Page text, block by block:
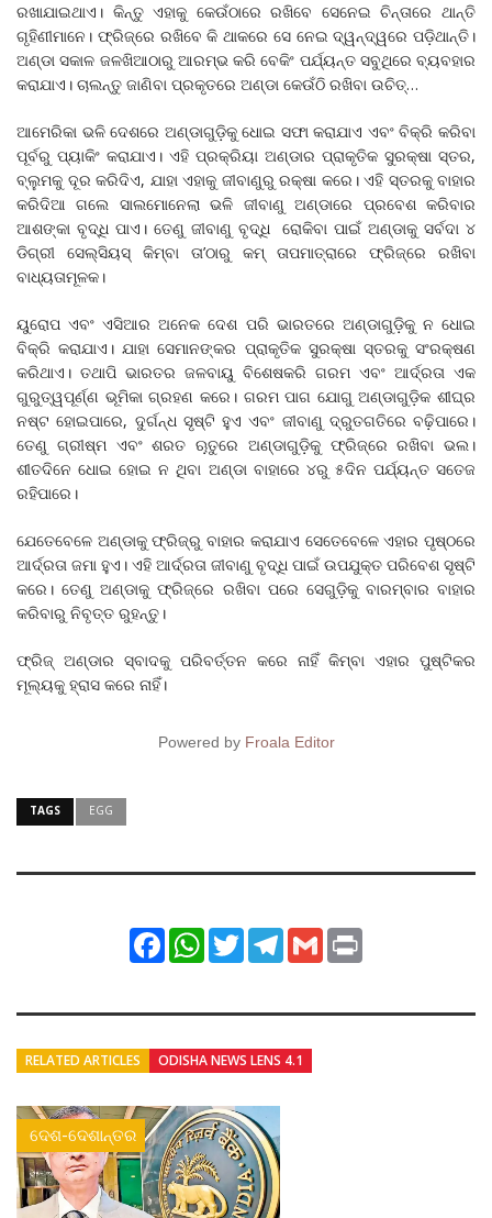
ରଖାଯାଇଥାଏ। କିନ୍ତୁ ଏହାକୁ କେଉଁଠାରେ ରଖିବେ ସେନେଇ ଚିନ୍ତାରେ ଥାନ୍ତି
ଗୃହିଣୀମାନେ। ଫ୍ରିଜ୍‌ରେ ରଖିବେ କି ଥାକରେ ସେ ନେଇ ଦ୍ୱନ୍ଦ୍ୱରେ ପଡ଼ିଥାନ୍ତି।
ଅଣ୍ଡା ସକାଳ ଜଳଖିଆଠାରୁ ଆରମ୍ଭ କରି ବେକିଂ ପର୍ଯ୍ୟନ୍ତ ସବୁଥିରେ ବ୍ୟବହାର
କରାଯାଏ। ଚାଲନ୍ତୁ ଜାଣିବା ପ୍ରକୃତରେ ଅଣ୍ଡା କେଉଁଠି ରଖିବା ଉଚିତ୍‌…
ଆମେରିକା ଭଳି ଦେଶରେ ଅଣ୍ଡାଗୁଡ଼ିକୁ ଧୋଇ ସଫା କରାଯାଏ ଏବଂ ବିକ୍ରି କରିବା
ପୂର୍ବରୁ ପ୍ୟାକିଂ କରାଯାଏ। ଏହି ପ୍ରକ୍ରିୟା ଅଣ୍ଡାର ପ୍ରାକୃତିକ ସୁରକ୍ଷା ସ୍ତର,
ବ୍ଲୁମକୁ ଦୂର କରିଦିଏ, ଯାହା ଏହାକୁ ଜୀବାଣୁରୁ ରକ୍ଷା କରେ। ଏହି ସ୍ତରକୁ ବାହାର
କରିଦିଆ ଗଲେ ସାଲମୋନେଲା ଭଳି ଜୀବାଣୁ ଅଣ୍ଡାରେ ପ୍ରବେଶ କରିବାର
ଆଶଙ୍କା ବୃଦ୍ଧି ପାଏ। ତେଣୁ ଜୀବାଣୁ ବୃଦ୍ଧି ରୋକିବା ପାଇଁ ଅଣ୍ଡାକୁ ସର୍ବଦା ୪
ଡିଗ୍ରୀ ସେଲ୍‌ସିୟସ୍‌ କିମ୍ବା ତା’ଠାରୁ କମ୍‌ ତାପମାତ୍ରାରେ ଫ୍ରିଜ୍‌ରେ ରଖିବା
ବାଧ୍ୟତାମୂଳକ।
ୟୁରୋପ ଏବଂ ଏସିଆର ଅନେକ ଦେଶ ପରି ଭାରତରେ ଅଣ୍ଡାଗୁଡ଼ିକୁ ନ ଧୋଇ
ବିକ୍ରି କରାଯାଏ। ଯାହା ସେମାନଙ୍କର ପ୍ରାକୃତିକ ସୁରକ୍ଷା ସ୍ତରକୁ ସଂରକ୍ଷଣ
କରିଥାଏ। ତଥାପି ଭାରତର ଜଳବାୟୁ ବିଶେଷକରି ଗରମ ଏବଂ ଆର୍ଦ୍ରତା ଏକ
ଗୁରୁତ୍ୱପୂର୍ଣ୍ଣ ଭୂମିକା ଗ୍ରହଣ କରେ। ଗରମ ପାଗ ଯୋଗୁ ଅଣ୍ଡାଗୁଡ଼ିକ ଶୀଘ୍ର
ନଷ୍ଟ ହୋଇପାରେ, ଦୁର୍ଗନ୍ଧ ସୃଷ୍ଟି ହୁଏ ଏବଂ ଜୀବାଣୁ ଦ୍ରୁତଗତିରେ ବଢ଼ିପାରେ।
ତେଣୁ ଗ୍ରୀଷ୍ମ ଏବଂ ଶରତ ଋ଼ତୁରେ ଅଣ୍ଡାଗୁଡ଼ିକୁ ଫ୍ରିଜ୍‌ରେ ରଖିବା ଭଲ।
ଶୀତଦିନେ ଧୋଇ ହୋଇ ନ ଥିବା ଅଣ୍ଡା ବାହାରେ ୪ରୁ ୫ଦିନ ପର୍ଯ୍ୟନ୍ତ ସତେଜ
ରହିପାରେ।
ଯେତେବେଳେ ଅଣ୍ଡାକୁ ଫ୍ରିଜ୍‌ରୁ ବାହାର କରାଯାଏ ସେତେବେଳେ ଏହାର ପୃଷ୍ଠରେ
ଆର୍ଦ୍ରତା ଜମା ହୁଏ। ଏହି ଆର୍ଦ୍ରତା ଜୀବାଣୁ ବୃଦ୍ଧି ପାଇଁ ଉପଯୁକ୍ତ ପରିବେଶ ସୃଷ୍ଟି
କରେ। ତେଣୁ ଅଣ୍ଡାକୁ ଫ୍ରିଜ୍‌ରେ ରଖିବା ପରେ ସେଗୁଡ଼ିକୁ ବାରମ୍ବାର ବାହାର
କରିବାରୁ ନିବୃତ୍ତ ରୁହନ୍ତୁ।
ଫ୍ରିଜ୍‌ ଅଣ୍ଡାର ସ୍ବାଦକୁ ପରିବର୍ତ୍ତନ କରେ ନାହିଁ କିମ୍ବା ଏହାର ପୁଷ୍ଟିକର
ମୂଲ୍ୟକୁ ହ୍ରାସ କରେ ନାହିଁ।
Powered by Froala Editor
TAGS EGG
FacebookWhatsApp
TwitterTelegram
Gmail
RELATED ARTICLES ODISHA NEWS LENS 4.1
ଦେଶ-ଦେଶାନ୍ତର